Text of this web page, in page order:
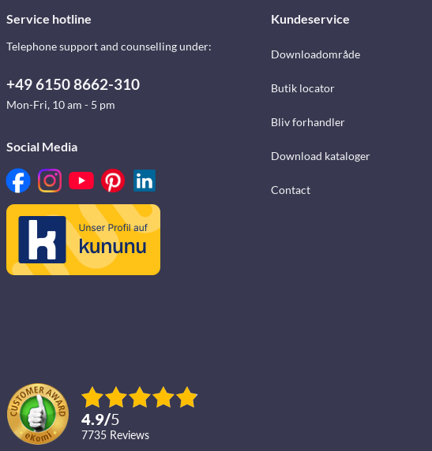
Service hotline
Telephone support and counselling under:
+49 6150 8662-310
Mon-Fri, 10 am - 5 pm
Social Media
4.9/5
7735 reviews
Kundeservice
Downloadområde
Butik locator
Bliv forhandler
Download kataloger
Contact